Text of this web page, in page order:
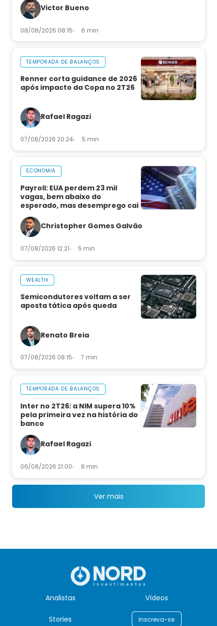
Victor Bueno
08/08/2026 08:15 6 min
TEMPORADA DE BALANÇOS
Renner corta guidance de 2026
após impacto da Copa no 2T26
Rafael Ragazi
07/08/2026 20:24 5 min
ECONOMIA
Payroll: EUA perdem 23 mil
vagas, bem abaixo do
esperado, mas desemprego cai
Christopher Gomes Galvão
07/08/2026 12:21 5 min
WEALTH
Semicondutores voltam a ser
aposta tática após queda
Renato Breia
07/08/2026 08:15 7 min
TEMPORADA DE BALANÇOS
Inter no 2T26: a NIM supera 10%
pela primeira vez na história do
banco
Rafael Ragazi
06/08/2026 21:00 8 min
Ver mais
Analistas Vídeos
Stories Inscreva-se